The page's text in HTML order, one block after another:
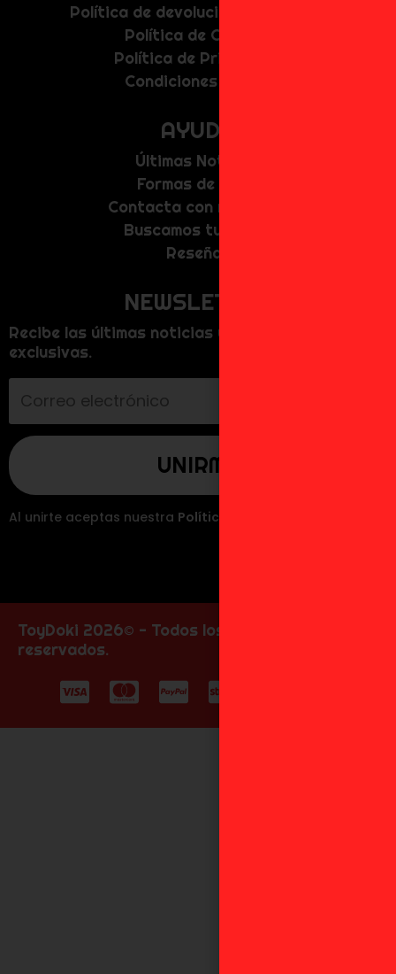
Política de devolución y anulación
Política de Cookies
Política de Privacidad
Condiciones de uso
AYUDA
Últimas Noticias
Formas de Pago
Contacta con nosotros
Buscamos tu figura
Reseñas
NEWSLETTER
Recibe las últimas noticias y promociones
exclusivas.
Al unirte aceptas nuestra Política de Privacidad
ToyDoki 2026© - Todos los derechos
reservados.